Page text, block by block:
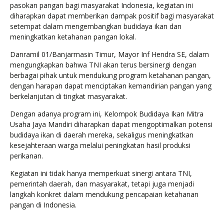
pasokan pangan bagi masyarakat Indonesia, kegiatan ini
diharapkan dapat memberikan dampak positif bagi masyarakat
setempat dalam mengembangkan budidaya ikan dan
meningkatkan ketahanan pangan lokal.
Danramil 01/Banjarmasin Timur, Mayor Inf Hendra SE, dalam
mengungkapkan bahwa TNI akan terus bersinergi dengan
berbagai pihak untuk mendukung program ketahanan pangan,
dengan harapan dapat menciptakan kemandirian pangan yang
berkelanjutan di tingkat masyarakat.
Dengan adanya program ini, Kelompok Budidaya Ikan Mitra
Usaha Jaya Mandiri diharapkan dapat mengoptimalkan potensi
budidaya ikan di daerah mereka, sekaligus meningkatkan
kesejahteraan warga melalui peningkatan hasil produksi
perikanan.
Kegiatan ini tidak hanya memperkuat sinergi antara TNI,
pemerintah daerah, dan masyarakat, tetapi juga menjadi
langkah konkret dalam mendukung pencapaian ketahanan
pangan di Indonesia.